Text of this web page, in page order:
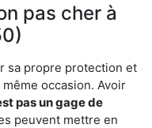
pas cher à
sa propre protection et
occasion. Avoir
pas un gage de
peuvent mettre en